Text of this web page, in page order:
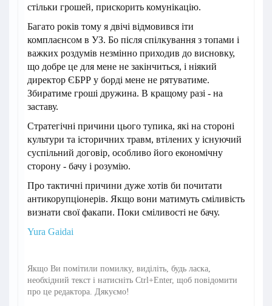
стільки грошей, прискорить комунікацію.
Багато років тому я двічі відмовився іти
комплаєнсом в УЗ. Бо після спілкування з топами і
важких роздумів незмінно приходив до висновку,
що добре це для мене не закінчиться, і ніякий
директор ЄБРР у борді мене не рятуватиме.
Збиратиме гроші дружина. В кращому разі - на
заставу.
Стратегічні причини цього тупика, які на стороні
культури та історичних травм, втілених у існуючий
суспільний договір, особливо його економічну
сторону - бачу і розумію.
Про тактичні причини дуже хотів би почитати
антикорупціонерів. Якщо вони матимуть сміливість
визнати свої факапи. Поки сміливості не бачу.
Yura Gaidai
Якщо Ви помітили помилку, виділіть, будь ласка,
необхідний текст і натисніть Ctrl+Enter, щоб повідомити
про це редактора. Дякуємо!